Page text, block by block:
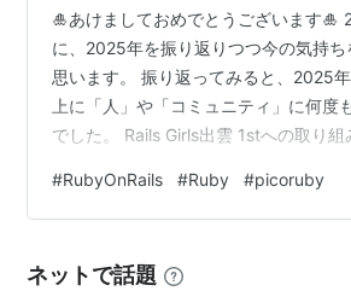
🎍あけましておめでとうございます🎍
に、2025年を振り返りつつ今の気持ち
思います。 振り返ってみると、2025
上に「人」や「コミュニティ」に何度
でした。 Rails Girls出雲 1stへの取り組
からスタートしました。 正直なところ
診を受けた当初は「本当に自分で良い
と深い人のほうが良いのでは？とか、
#RubyOnRails #Ruby #picoruby
ネットで話題